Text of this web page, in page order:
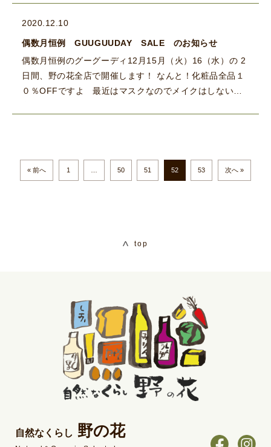
2020.12.10
偶数月恒例 GUUGUUDAY SALE のお知らせ
偶数月恒例のグーグーディ12月15月（火）16（水）の 2
日間、野の花全店で開催します！ なんと！化粧品全品１
０％OFFですよ 最近はマスクなのでメイクはしない方
« 前へ 1 50 51 52 53 次へ »
top
自然なくらし 野の花